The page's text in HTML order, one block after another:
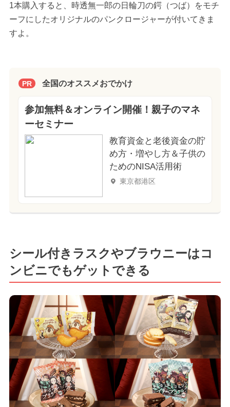
1本購入すると、時透無一郎の日輪刀の鍔（つば）をモチ
ーフにしたオリジナルのパンクロージャーが付いてきま
すよ。
PR 全国のオススメおでかけ
参加無料＆オンライン開催！親子のマネ
ーセミナー
教育資金と老後資金の貯
め方・増やし方＆子供の
ためのNISA活用術
東京都港区
シール付きラスクやブラウニーはコ
ンビニでもゲットできる